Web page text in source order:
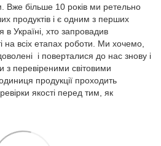
Вже більше 10 років ми ретельно
продуктів і є одним з перших
в Україні, хто запровадив
на всіх етапах роботи. Ми хочемо,
і поверталися до нас знову і
з перевіреними світовими
продукції проходить
якості перед тим, як